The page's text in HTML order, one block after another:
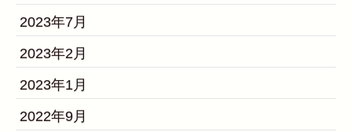
2023年7月
2023年2月
2023年1月
2022年9月